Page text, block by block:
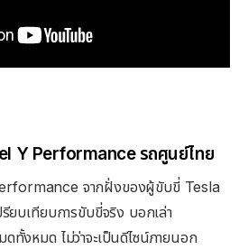
Y Performance รถศูนย์ไทย
จากฝั่งของผู้ขับขี่ Tesla
บเทียบการขับขี่จริง บอกเล่า
ทั้งหมด ไม่ว่าจะเป็นดีไซน์ภายนอก